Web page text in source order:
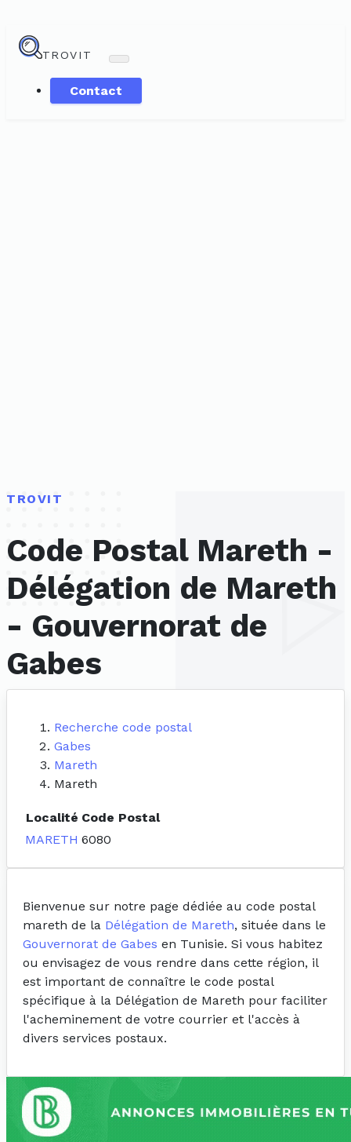
TROVIT
Contact
TROVIT
Code Postal Mareth -
Délégation de Mareth
- Gouvernorat de
Gabes
Recherche code postal
Gabes
Mareth
Mareth
Localité Code Postal
MARETH 6080
Bienvenue sur notre page dédiée au code postal
mareth de la Délégation de Mareth, située dans le
Gouvernorat de Gabes en Tunisie. Si vous habitez
ou envisagez de vous rendre dans cette région, il
est important de connaître le code postal
spécifique à la Délégation de Mareth pour faciliter
l'acheminement de votre courrier et l'accès à
divers services postaux.